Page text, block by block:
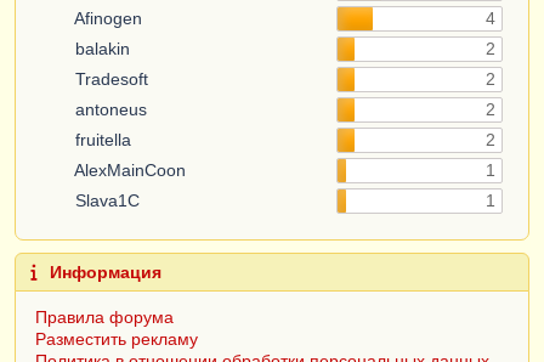
Afinogen
4
balakin
2
Tradesoft
2
antoneus
2
fruitella
2
AlexMainCoon
1
Slava1C
1
Информация
Правила форума
Разместить рекламу